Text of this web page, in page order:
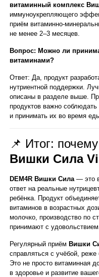
витаминный комплекс
иммуноукрепляющего
приём витаминно-
не менее 2–3 месяцев.
Вопрос: Можно ли
витаминами?
Ответ: Да, продукт
нутриентной поддержки.
описаны в разделе выше.
продуктов важно
и принимать их во время
📌 Итог:
Вишки Сила
DEM4R Вишки Сила — это
ответ на реальные
ребёнка. Продукт
витаминов в возрастных
молочко, производство по
принимают с удовольствием.
Регулярный приём Вишки
справляться с учёбой,
Это не просто витаминная
в здоровье и развитие